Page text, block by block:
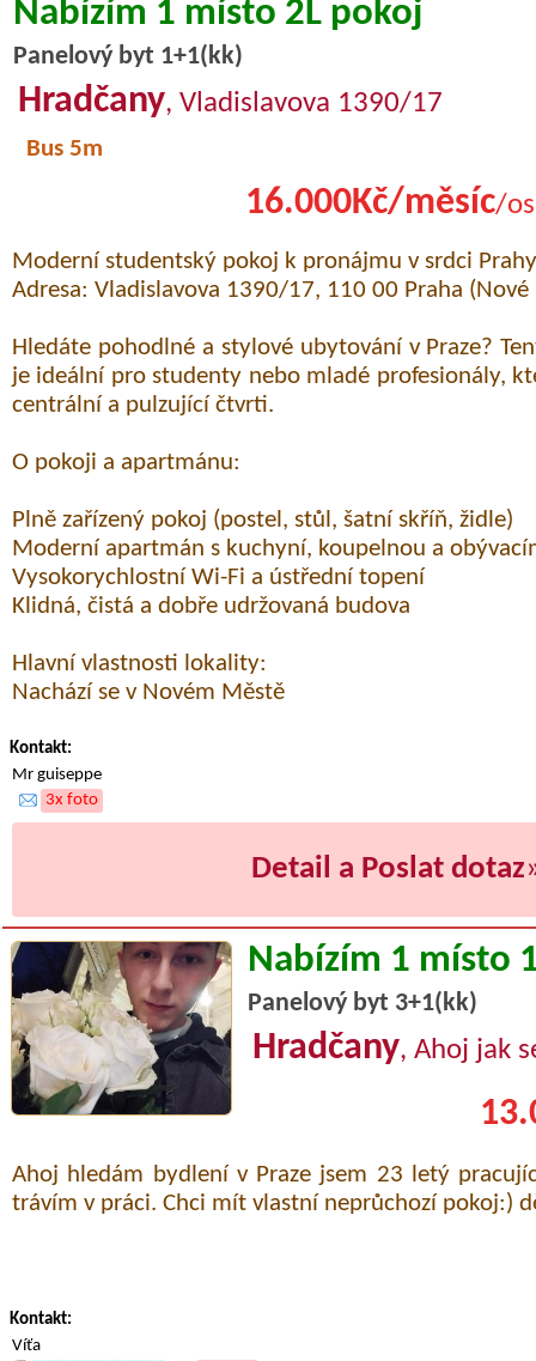
Nabízím 1 místo 2L pokoj
Panelový byt 1+1(kk)
Hradčany, Vladislavova 1390/17
Bus 5m
16.000Kč/měsíc/
Moderní studentský pokoj k pronájmu v srdci Prahy
Adresa: Vladislavova 1390/17, 110 00 Praha
Hledáte pohodlné a stylové ubytování v Praze?
je ideální pro studenty nebo mladé profesionály,
centrální a pulzující čtvrti.
O pokoji a apartmánu:
Plně zařízený pokoj (postel, stůl, šatní skříň, židle)
Moderní apartmán s kuchyní, koupelnou a
Vysokorychlostní Wi-Fi a ústřední topení
Klidná, čistá a dobře udržovaná budova
Hlavní vlastnosti lokality:
Nachází se v Novém Městě
Kontakt:
Mr guiseppe
3x foto
Detail a Poslat dotaz
Nabízím 1 místo
Panelový byt 3+1(kk)
Hradčany, Ahoj jak
Ahoj hledám bydlení v Praze jsem 23 letý
trávím v práci. Chci mít vlastní neprůchozí pokoj:)
Kontakt:
Víťa